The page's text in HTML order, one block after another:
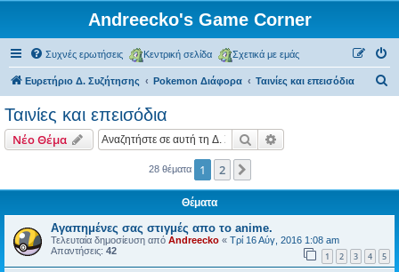
Andreecko's Game Corner
Συχνές ερωτήσεις Κεντρική σελίδα Σχετικά με εμάς
Ευρετήριο Δ. Συζήτησης Pokemon Διάφορα Ταινίες και επεισόδια
η
Ταινίες και επεισόδια
Νέο Θέμα Αναζήτηση
28 θέματα 1 2
Θέματα
Αγαπημένες σας στιγμές απο το anime.
Τελευταία δημοσίευση από Andreecko « Τρί 16 Αύγ, 2016 1:08 am
Απαντήσεις: 42 1 2 3 4 5